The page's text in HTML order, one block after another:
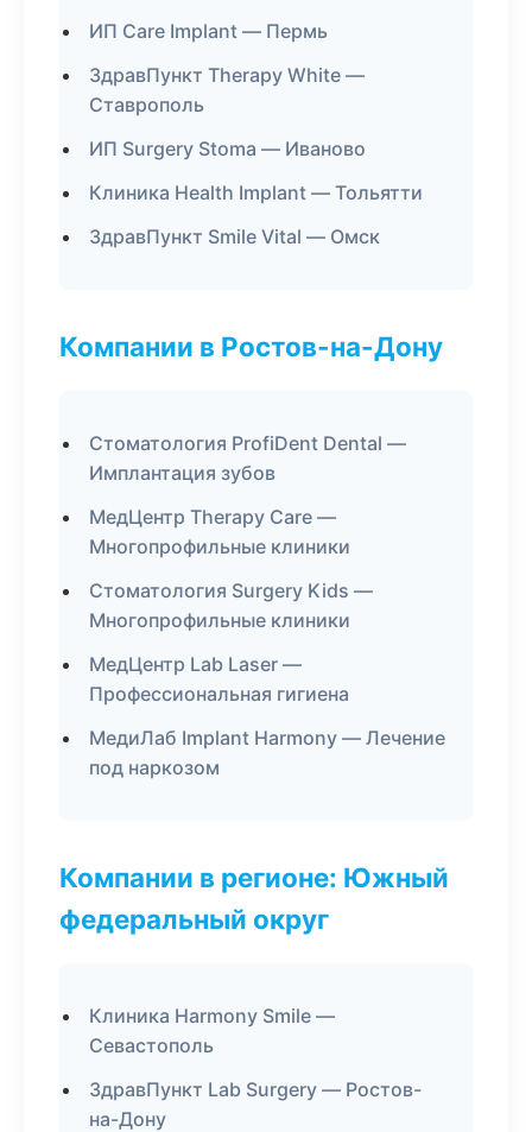
ИП Care Implant — Пермь
ЗдравПункт Therapy White —
Ставрополь
ИП Surgery Stoma — Иваново
Клиника Health Implant — Тольятти
ЗдравПункт Smile Vital — Омск
Компании в Ростов-на-Дону
Стоматология ProfiDent Dental —
Имплантация зубов
МедЦентр Therapy Care —
Многопрофильные клиники
Стоматология Surgery Kids —
Многопрофильные клиники
МедЦентр Lab Laser —
Профессиональная гигиена
МедиЛаб Implant Harmony — Лечение
под наркозом
Компании в регионе: Южный
федеральный округ
Клиника Harmony Smile —
Севастополь
ЗдравПункт Lab Surgery — Ростов-
на-Дону